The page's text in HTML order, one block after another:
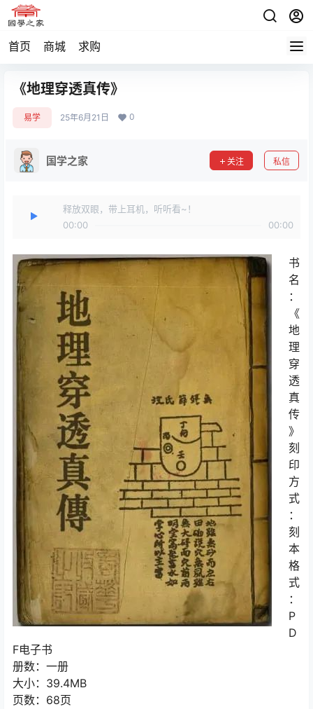
首页 商城 求购
《地理穿透真传》
易学 25年6月21日 0
国学之家 关注 私信
释放双眼，带上耳机，听听看~！
00:00
00:00
书
名
：
《
地
理
穿
透
真
传
》
刻
印
方
式
：
刻
本
格
式
：
P
D
F电子书
册数：一册
大小：39.4MB
页数：68页